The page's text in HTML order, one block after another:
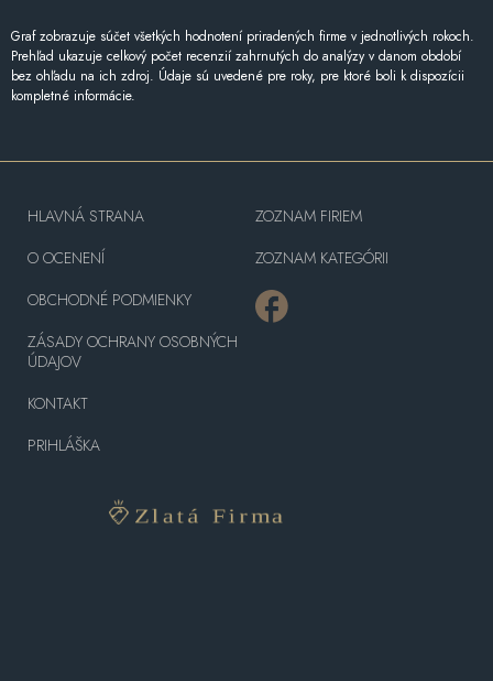
Graf zobrazuje súčet všetkých hodnotení priradených firme v jednotlivých rokoch.
Prehľad ukazuje celkový počet recenzií zahrnutých do analýzy v danom období
bez ohľadu na ich zdroj. Údaje sú uvedené pre roky, pre ktoré boli k dispozícii
kompletné informácie.
HLAVNÁ STRANA
O OCENENÍ
OBCHODNÉ PODMIENKY
ZÁSADY OCHRANY OSOBNÝCH
ÚDAJOV
KONTAKT
PRIHLÁŠKA
ZOZNAM FIRIEM
ZOZNAM KATEGÓRII